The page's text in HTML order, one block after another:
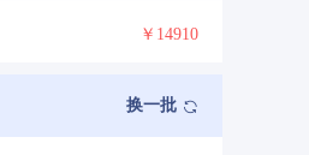
￥14910
换一批